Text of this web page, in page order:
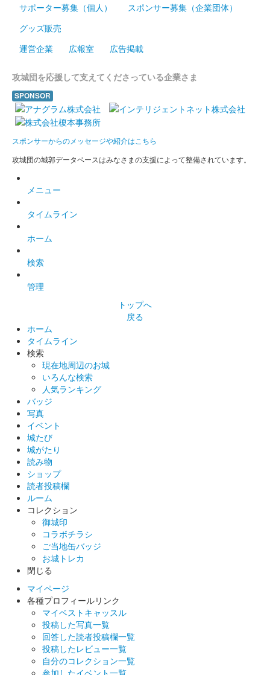
白石城 御城印
白石城 御城印 東北イタコ 夏版
白石城 御城印 東北ずん子 夏版
販売終了
白石城 御城印
販売終了
白石城 御城印
白石城 御城印
販売終了
白石城武将隊夏の陣の入場券購入者にもらえる御城印。入場券購
入者のみ追加で御城印の購入も可能。
白石城 御城印
販売終了
白石城 御城印
販売終了
白石城 御城印
販売終了
白石城 御城印 令和6年「城の日」限定御城印
サポーター募集（個人）
スポンサー募集（企業団体）
グッズ販売
運営企業
広報室 広告掲載
攻城団を応援して支えてくださっている企業さま
SPONSOR
スポンサーからのメッセージや紹介はこちら
攻城団の城郭データベースはみなさまの支援によって整備されています。
メニュー
タイムライン
ホーム
検索
管理
トップへ
戻る
ホーム
タイムライン
検索
現在地周辺のお城
いろんな検索
人気ランキング
バッジ
写真
イベント
城たび
城がたり
読み物
ショップ
読者投稿欄
ルーム
コレクション
御城印
コラボチラシ
ご当地缶バッジ
お城トレカ
閉じる
マイページ
各種プロフィールリンク
マイベストキャッスル
投稿した写真一覧
回答した読者投稿欄一覧
投稿したレビュー一覧
自分のコレクション一覧